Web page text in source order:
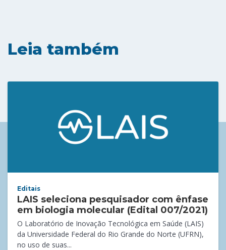
Leia também
Editais
LAIS seleciona pesquisador com ênfase
em biologia molecular (Edital 007/2021)
O Laboratório de Inovação Tecnológica em Saúde (LAIS)
da Universidade Federal do Rio Grande do Norte (UFRN),
no uso de suas...